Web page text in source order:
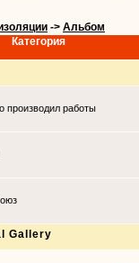
-> Альбом
Категория
производил работы
Gallery